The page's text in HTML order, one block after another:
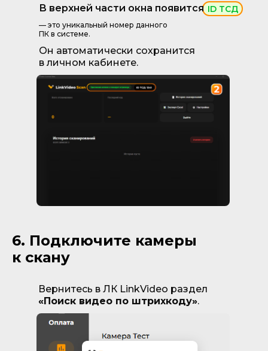
ID ТСД
В верхней части окна появится
— это уникальный номер данного
ПК в системе.
Он автоматически сохранится
в личном кабинете.
6. Подключите камеры
к скану
Вернитесь в ЛК LinkVideo раздел
«Поиск видео по штрихкоду».